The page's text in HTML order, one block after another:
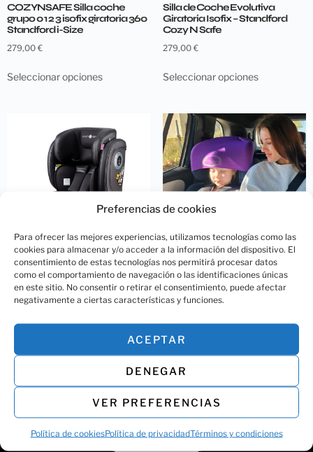
Preferencias de cookies
Para ofrecer las mejores experiencias, utilizamos tecnologías como las
cookies para almacenar y/o acceder a la información del dispositivo. El
consentimiento de estas tecnologías nos permitirá procesar datos
como el comportamiento de navegación o las identificaciones únicas
en este sitio. No consentir o retirar el consentimiento, puede afectar
negativamente a ciertas características y funciones.
ACEPTAR
DENEGAR
VER PREFERENCIAS
Política de cookiesPolítica de privacidadTérminos y condiciones
COZYNSAFE Silla coche
grupo 0 1 2 3 isofix giratoria 360
Standford i-Size
279,00 €
Seleccionar opciones
Silla de Coche Evolutiva
Giratoria Isofix – Standford
Cozy N Safe
279,00 €
Seleccionar opciones
Silla de coche grupo 1 2 3 isofix
Hudson i-Size COZYNSAFE
189,00€
Sujeta cabezas coche para
niños SAFETY REST
29,95€
Seleccionar opciones